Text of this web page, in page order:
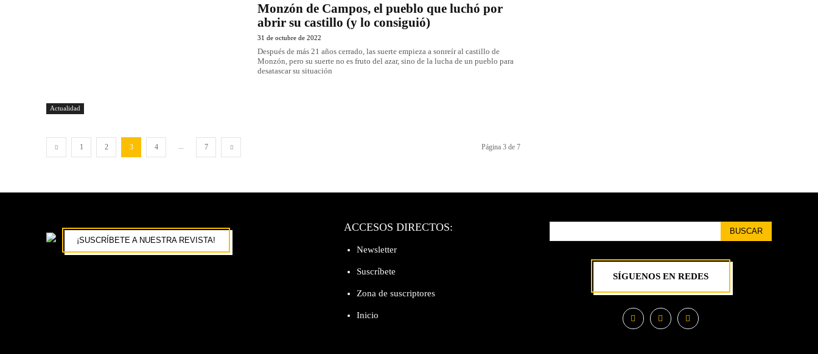
Actualidad
Monzón de Campos, el pueblo que luchó por
abrir su castillo (y lo consiguió)
31 de octubre de 2022
Después de más 21 años cerrado, las suerte empieza a sonreír al castillo de
Monzón, pero su suerte no es fruto del azar, sino de la lucha de un pueblo para
desatascar su situación
1 2 3 4 ... 7 Página 3 de 7
¡SUSCRÍBETE A NUESTRA REVISTA!
ACCESOS DIRECTOS:
Newsletter
Suscríbete
Zona de suscriptores
Inicio
BUSCAR
SÍGUENOS EN REDES